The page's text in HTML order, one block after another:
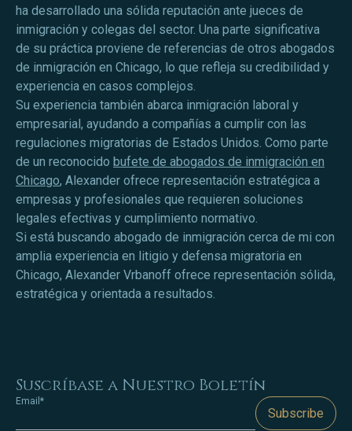
ha desarrollado una sólida reputación ante jueces de
inmigración y colegas del sector. Una parte significativa
de su práctica proviene de referencias de otros abogados
de inmigración en Chicago, lo que refleja su credibilidad y
experiencia en casos complejos.
Su experiencia también abarca inmigración laboral y
empresarial, ayudando a compañías a cumplir con las
regulaciones migratorias de Estados Unidos. Como parte
de un reconocido bufete de abogados de inmigración en
Chicago, Alexander ofrece representación estratégica a
empresas y profesionales que requieren soluciones
legales efectivas y cumplimiento normativo.
Si está buscando abogado de inmigración cerca de mi con
amplia experiencia en litigio y defensa migratoria en
Chicago, Alexander Vrbanoff ofrece representación sólida,
estratégica y orientada a resultados.
Suscríbase a Nuestro Boletín
Email*
Subscribe